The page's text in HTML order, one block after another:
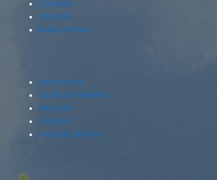
Contacto
Nosotros
Mapa del sitio
Alcobendas
Alcalá de Henares
Alcorcón
Aranjuez
Arganda del Rey